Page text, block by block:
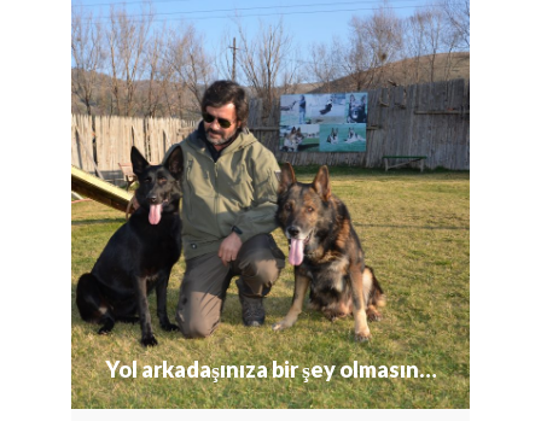
Yol arkadaşınıza bir şey olmasın…